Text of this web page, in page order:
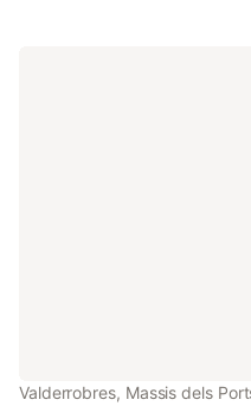
Valderrobres, Massis dels